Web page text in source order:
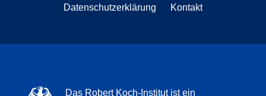
Datenschutzerklärung
Kontakt
Das Robert Koch-Institut ist ein